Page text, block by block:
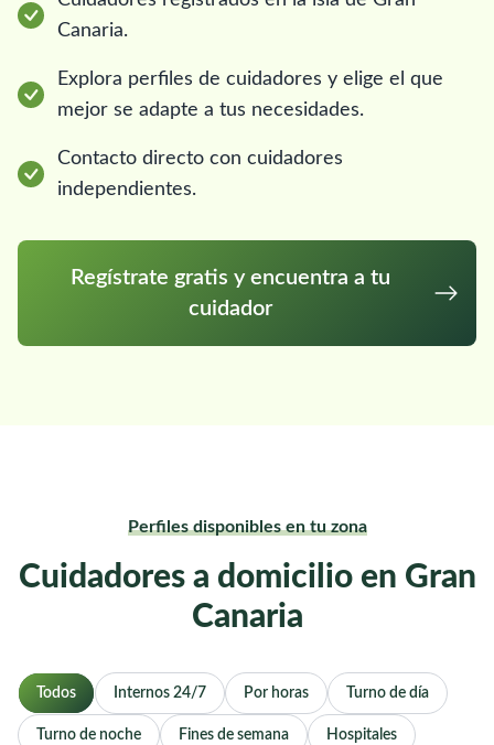
Canaria.
Explora perfiles de cuidadores y elige el que
mejor se adapte a tus necesidades.
Contacto directo con cuidadores
independientes.
Regístrate gratis y encuentra a tu
cuidador
Perfiles disponibles en tu zona
Cuidadores a domicilio en Gran
Canaria
Todos Internos 24/7 Por horas Turno de día
Turno de noche Fines de semana Hospitales